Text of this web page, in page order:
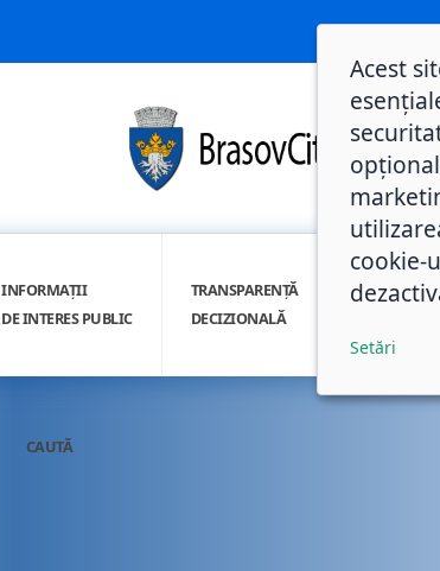
INFORMAȚII
DE INTERES PUBLIC
TRANSPARENȚĂ
DECIZIONALĂ
CAUTĂ
Acest
cookie-
Setări